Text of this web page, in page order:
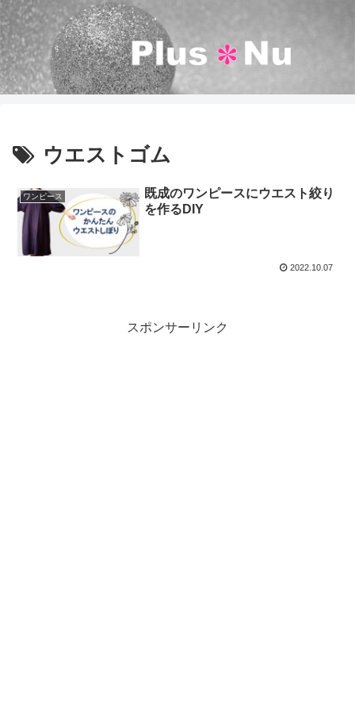
ウエストゴム
ワンピース
既成のワンピースにウエスト絞り
を作るDIY
2022.10.07
スポンサーリンク